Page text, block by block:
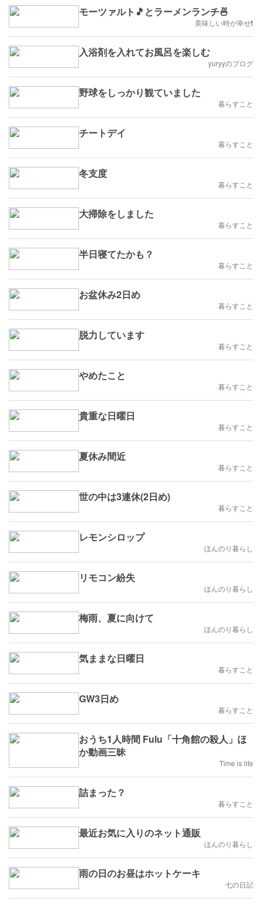
モーツァルト🎵とラーメンランチ🍜
美味しい時が幸せ❗️
入浴剤を入れてお風呂を楽しむ
yuryyのブログ
野球をしっかり観ていました
暮らすこと
チートデイ
暮らすこと
冬支度
暮らすこと
大掃除をしました
暮らすこと
半日寝てたかも？
暮らすこと
お盆休み2日め
暮らすこと
脱力しています
暮らすこと
やめたこと
暮らすこと
貴重な日曜日
暮らすこと
夏休み間近
暮らすこと
世の中は3連休(2日め)
暮らすこと
レモンシロップ
ほんのり暮らし
リモコン紛失
ほんのり暮らし
梅雨、夏に向けて
ほんのり暮らし
気ままな日曜日
暮らすこと
GW3日め
暮らすこと
おうち1人時間 Fulu「十角館の殺人」ほ
か動画三昧
Time is life
詰まった？
暮らすこと
最近お気に入りのネット通販
ほんのり暮らし
雨の日のお昼はホットケーキ
七の日記